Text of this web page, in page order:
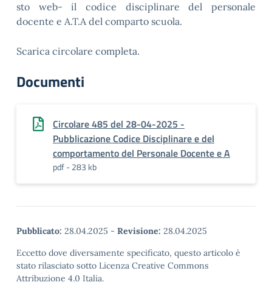
sto web- il codice disciplinare del personale
docente e A.T.A del comparto scuola.
Scarica circolare completa.
Documenti
Circolare 485 del 28-04-2025 -
Pubblicazione Codice Disciplinare e del
comportamento del Personale Docente e A
pdf - 283 kb
Pubblicato: 28.04.2025 - Revisione: 28.04.2025
Eccetto dove diversamente specificato, questo articolo è
stato rilasciato sotto Licenza Creative Commons
Attribuzione 4.0 Italia.